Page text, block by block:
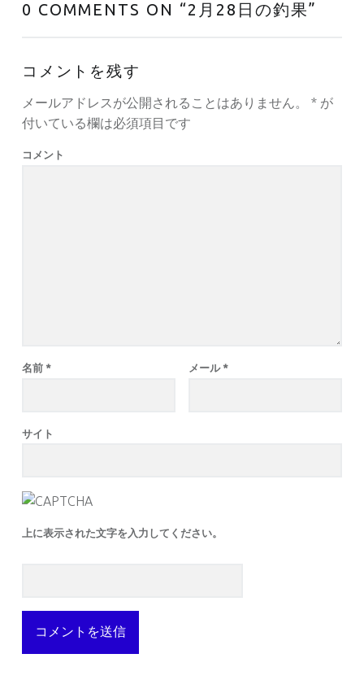
0 COMMENTS ON “2月28日の釣果”
コメントを残す
メールアドレスが公開されることはありません。 *が
付いている欄は必須項目です
コメント
名前 * メール *
サイト
上に表示された文字を入力してください。